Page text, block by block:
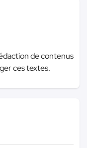
de contenus
ces textes.